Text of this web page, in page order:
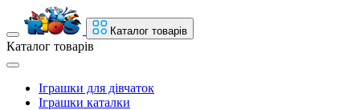
Каталог товарів
Каталог товарів
Іграшки для дівчаток
Іграшки каталки